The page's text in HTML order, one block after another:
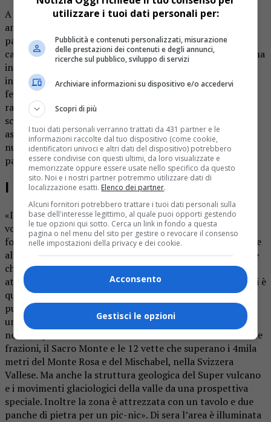
A Varallo non ci sono soltanto le ricchezze culturali da
ammirare. E’ possibile anche approfittare dei tanti punti
panoramici attrezzati con una mappa che permette di
capire immediatamente che cosa si sta osservando. L’ultima
in ordine di tempo, e una delle più efficaci, è stata
installata qualche settimana fa accanto all’arrivo della
ferrata “Falconera” a pochi minuti da Civiasco e
raggiungibile facilmente a piedi. E’ la “Panoramica dello
scoiattolo”. Grazie alla costanza e all’impegno di alcune
associazioni e dell’amministrazione comunale varallese
numerosi punti panoramici sono stati arricchiti con
pannelli illustrativi.
I nomi delle montagne
«Il nostro intento – spiega Ferruccio Baravelli, uno dei
volontari che si è impegnato per far sì che questi punti
fossero adeguatamente attrezzati – è quello di permettere
alle persone di riconoscere e dare un nome alle montagne
che si trovano a guardare e di poter sostare nell’area
attrezzata adiacente». Come accennato, una delle migliori è
quella vicino alla sommità della Falconera: «Da questo
punto – spiega Baravelli -, scoperto casualmente grazie a
uno scoiattolo rosso dal quale la panoramica prende il
nome, è possibile osservare tutta Varallo e alcune delle sue
frazioni, il Sacro Monte e le 12 vette che superano i 4mila
metri del Monte Rosa e del Mischabel, nella Svizzera
Vallese. Ma anche la struttura geologica del Super vulcano
e i movimenti glaciologici della valle da una prospettiva
speciale. Inoltre la zona è attrezzata con un tavolo e due
panche di pietra per un pic-nic». Di sera l’area è illuminata
utilizzare i tuoi dati personali per:
Pubblicità e contenuti personalizzati, misurazione
delle prestazioni dei contenuti e degli annunci,
ricerche sul pubblico, sviluppo di servizi
Archiviare informazioni su dispositivo e/o accedervi
Scopri di più
I tuoi dati personali verranno trattati da 431 partner e le
informazioni raccolte dal tuo dispositivo (come cookie,
identificatori univoci e altri dati del dispositivo) potrebbero
essere condivise con questi ultimi, da loro visualizzate e
memorizzate oppure essere usate nello specifico da questo
sito. Noi e i nostri partner potremmo utilizzare dati di
localizzazione esatti. Elenco dei partner.
Alcuni fornitori potrebbero trattare i tuoi dati personali sulla
base dell'interesse legittimo, al quale puoi opporti gestendo
le tue opzioni qui sotto. Cerca un link in fondo a questa
pagina o nel menu del sito per gestire o revocare il consenso
nelle impostazioni della privacy e dei cookie.
Acconsento
Gestisci le opzioni